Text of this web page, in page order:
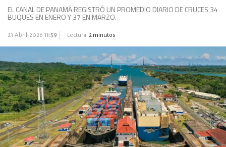
EL CANAL DE PANAMÁ REGISTRÓ UN PROMEDIO DIARIO DE CRUCES 34
BUQUES EN ENERO Y 37 EN MARZO.
23-Abril-2026 11:59 Lectura: 2 minutos